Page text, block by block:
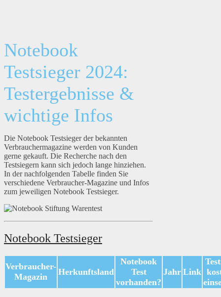
Notebook
Testsieger 2024:
Testergebnisse &
wichtige Infos
Die Notebook Testsieger der bekannten
Verbrauchermagazine werden von Kunden
gerne gekauft. Die Recherche nach den
Testsiegern kann sich jedoch lange hinziehen.
In der nachfolgenden Tabelle finden Sie
verschiedene Verbraucher-Magazine und Infos
zum jeweiligen Notebook Testsieger.
Notebook Testsieger
Verbraucher-
Magazin
Herkunftsland
Notebook
Test
vorhanden?
Jahr Link